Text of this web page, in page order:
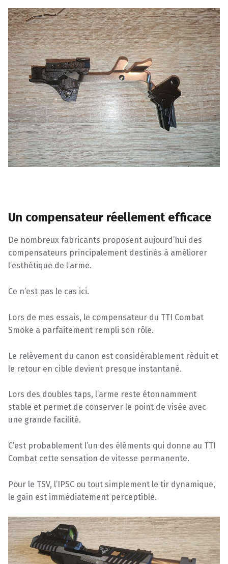
Un compensateur réellement efficace
De nombreux fabricants proposent aujourd’hui des
compensateurs principalement destinés à améliorer
l’esthétique de l’arme.
Ce n’est pas le cas ici.
Lors de mes essais, le compensateur du TTI Combat
Smoke a parfaitement rempli son rôle.
Le relèvement du canon est considérablement réduit et
le retour en cible devient presque instantané.
Lors des doubles taps, l’arme reste étonnamment
stable et permet de conserver le point de visée avec
une grande facilité.
C’est probablement l’un des éléments qui donne au TTI
Combat cette sensation de vitesse permanente.
Pour le TSV, l’IPSC ou tout simplement le tir dynamique,
le gain est immédiatement perceptible.